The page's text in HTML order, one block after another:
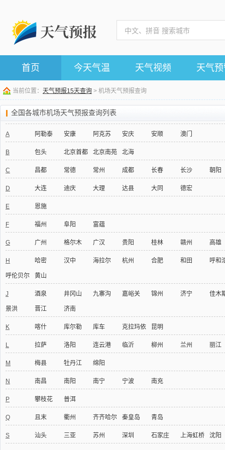
首页 今天气温 天气视频 天气
当前位置： 天气预报15天查询 > 机场天气预报查询
全国各城市机场天气预报查询列表
A 阿勒泰 安康 阿克苏 安庆 安顺 澳门
B 包头 北京首都 北京南苑 北海
C 昌都 常德 常州 成都 长春 长沙 朝阳
D 大连 迪庆 大理 达县 大同 德宏
E 恩施
F 福州 阜阳 富蕴
G 广州 格尔木 广汉 贵阳 桂林 赣州 高雄
H 哈密 汉中 海拉尔 杭州 合肥 和田 呼和
呼伦贝尔 黄山
J 酒泉 井冈山 九寨沟 嘉峪关 锦州 济宁 佳木
景洪 晋江 济南
K 喀什 库尔勒 库车 克拉玛依 昆明
L 拉萨 洛阳 连云港 临沂 柳州 兰州 丽江
M 梅县 牡丹江 绵阳
N 南昌 南阳 南宁 宁波 南充
P 攀枝花 普洱
Q 且末 衢州 齐齐哈尔 秦皇岛 青岛
S 汕头 三亚 苏州 深圳 石家庄 上海虹桥 沈阳